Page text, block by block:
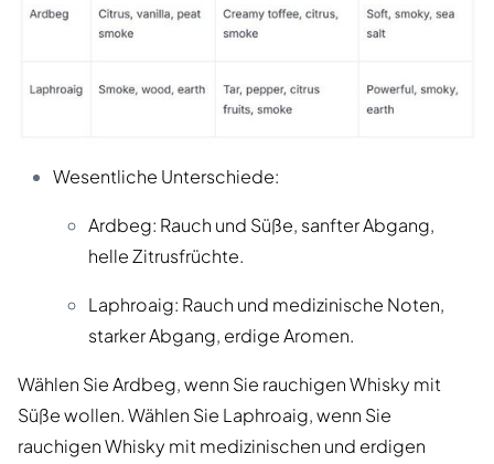
Wesentliche Unterschiede:
Ardbeg: Rauch und Süße, sanfter Abgang,
helle Zitrusfrüchte.
Laphroaig: Rauch und medizinische Noten,
starker Abgang, erdige Aromen.
Wählen Sie Ardbeg, wenn Sie rauchigen Whisky mit
Süße wollen. Wählen Sie Laphroaig, wenn Sie
rauchigen Whisky mit medizinischen und erdigen